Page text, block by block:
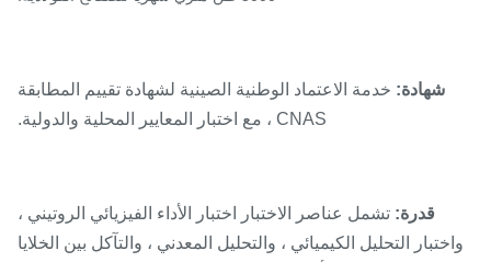
شهادة:خدمة الاعتماد الوطنية الصينية لشهادة تقييم المطابقة
CNAS ، مع اختبار المعايير المحلية والدولية.
قدرة:تشمل عناصر الاختبار اختبار الأداء الفيزيائي الروتيني ،
التحليل الكيميائي ، والتحليل المعدني ، والتآكل بين الخلايا